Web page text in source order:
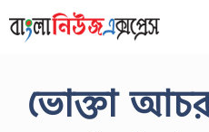
to
ভোক্তা